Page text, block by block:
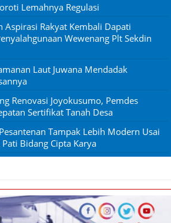
Lemahnya Regulasi
Aspirasi Rakyat Kembali Dapati
Wewenang Plt Sekdin
Laut Juwana Mendadak
Renovasi Joyokusumo, Pemdes
Sertifikat Tanah Desa
Tampak Lebih Modern Usai
Bidang Cipta Karya